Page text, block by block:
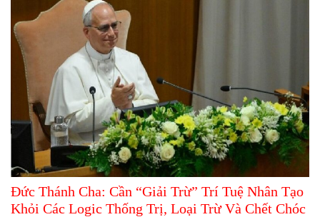
Đức Thánh Cha: Cần “Giải Trừ” Trí Tuệ Nhân Tạo
Khỏi Các Logic Thống Trị, Loại Trừ Và Chết Chóc